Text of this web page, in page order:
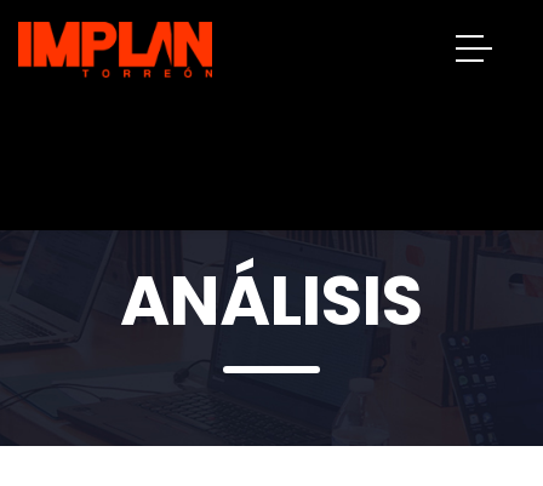
ANÁLISIS